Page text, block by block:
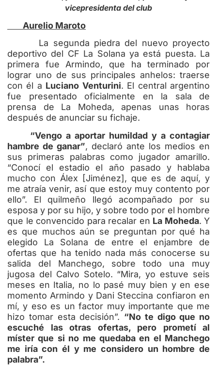
vicepresidenta del club
Aurelio Maroto
La segunda piedra del nuevo proyecto
deportivo del CF La Solana ya está puesta. La
primera fue Armindo, que ha terminado por
lograr uno de sus principales anhelos: traerse
con él a Luciano Venturini. El central argentino
fue presentado oficialmente en la sala de
prensa de La Moheda, apenas unas horas
después de anunciar su fichaje.
“Vengo a aportar humildad y a contagiar
hambre de ganar”, declaró ante los medios en
sus primeras palabras como jugador amarillo.
“Conocí el estadio el año pasado y hablaba
mucho con Álex [Jiménez], que es de aquí, y
me atraía venir, así que estoy muy contento por
ello”. El quilmeño llegó acompañado por su
esposa y por su hijo, y sobre todo por el hombre
que le convencido para recalar en La Moheda. Y
es que muchos aún se preguntan por qué ha
elegido La Solana de entre el enjambre de
ofertas que ha tenido nada más conocerse su
salida del Manchego, sobre todo una muy
jugosa del Calvo Sotelo. “Mira, yo estuve seis
meses en Italia, no lo pasé muy bien y en ese
momento Armindo y Dani Steccina confiaron en
mí, y eso es un factor muy importante que me
hizo tomar esta decisión”. “No te digo que no
escuché las otras ofertas, pero prometí al
míster que si no me quedaba en el Manchego
me iría con él y me considero un hombre de
palabra”.